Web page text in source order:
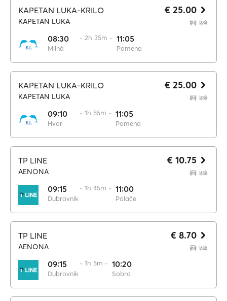
KAPETAN LUKA-KRILO
KAPETAN LUKA
08:30
Milnà
·· 2h 35m ·· 11:05
Pomena
€ 25.00
KAPETAN LUKA-KRILO
KAPETAN LUKA
09:10
Hvar
·· 1h 55m ·· 11:05
Pomena
€ 25.00
TP LINE
AENONA
09:15
Dubrovnik
·· 1h 45m ·· 11:00
Polače
€ 10.75
TP LINE
AENONA
09:15
Dubrovnik
·· 1h 5m ·· 10:20
Sobra
€ 8.70